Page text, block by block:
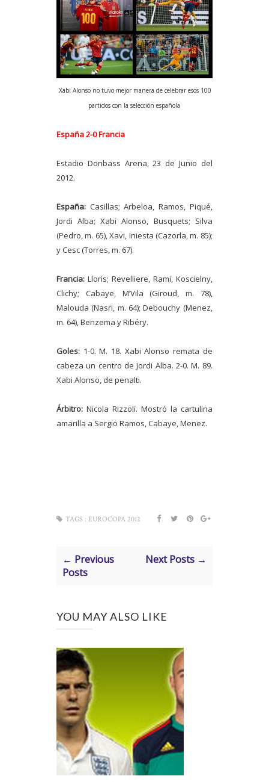
Xabi Alonso no tuvo mejor manera de celebrar esos 100
partidos con la selección española
España 2-0 Francia
Estadio Donbass Arena, 23 de Junio del
2012.
España: Casillas; Arbeloa, Ramos, Piqué,
Jordi Alba; Xabi Alonso, Busquets; Silva
(Pedro, m. 65), Xavi, Iniesta (Cazorla, m. 85);
y Cesc (Torres, m. 67).
Francia: Lloris; Revelliere, Rami, Koscielny,
Clichy; Cabaye, M’Vila (Giroud, m. 78),
Malouda (Nasri, m. 64); Debouchy (Menez,
m. 64), Benzema y Ribéry.
Goles: 1-0. M. 18. Xabi Alonso remata de
cabeza un centro de Jordi Alba. 2-0. M. 89.
Xabi Alonso, de penalti.
Árbitro: Nicola Rizzoli. Mostró la cartulina
amarilla a Sergio Ramos, Cabaye, Menez.
TAGS : EUROCOPA 2012
← Previous
Posts
Next Posts →
YOU MAY ALSO LIKE